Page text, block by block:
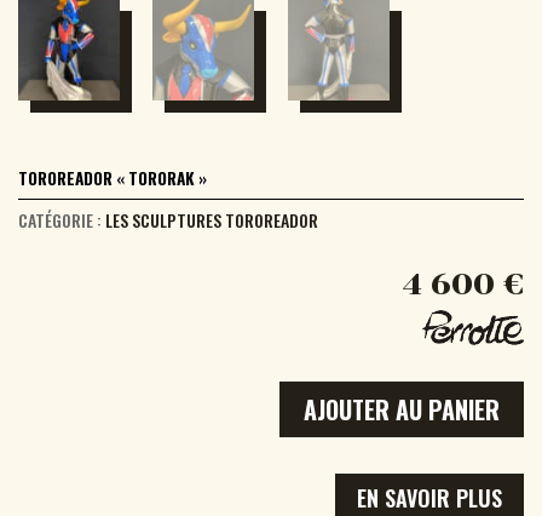
TOROREADOR « TORORAK »
CATÉGORIE : LES SCULPTURES TOROREADOR
4 600 €
AJOUTER AU PANIER
EN SAVOIR PLUS